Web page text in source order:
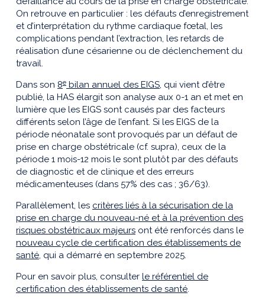
On retrouve en particulier : les défauts d’enregistrement
et d’interprétation du rythme cardiaque fœtal, les
complications pendant l’extraction, les retards de
réalisation d’une césarienne ou de déclenchement du
travail.
Dans son 8e bilan annuel des EIGS, qui vient d’être
publié, la HAS élargit son analyse aux 0-1 an et met en
lumière que les EIGS sont causés par des facteurs
différents selon l’âge de l’enfant. Si les EIGS de la
période néonatale sont provoqués par un défaut de
prise en charge obstétricale (cf. supra), ceux de la
période 1 mois-12 mois le sont plutôt par des défauts
de diagnostic et de clinique et des erreurs
médicamenteuses (dans 57% des cas ; 36/63).
Parallèlement, les critères liés à la sécurisation de la
prise en charge du nouveau-né et à la prévention des
risques obstétricaux majeurs ont été renforcés dans le
nouveau cycle de certification des établissements de
santé, qui a démarré en septembre 2025.
Pour en savoir plus, consulter le référentiel de
certification des établissements de santé.